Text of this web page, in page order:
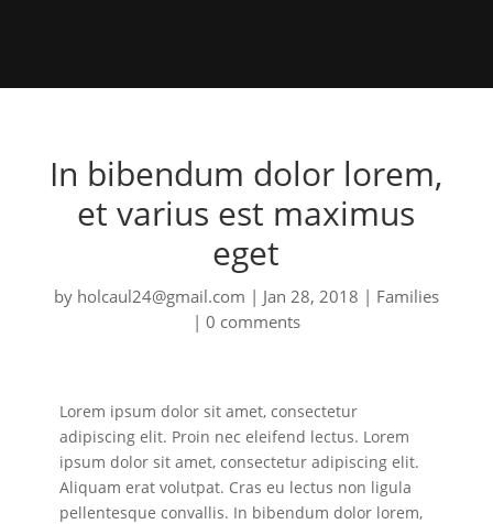
In bibendum dolor lorem,
et varius est maximus
eget
by holcaul24@gmail.com | Jan 28, 2018 | Families
| 0 comments
Lorem ipsum dolor sit amet, consectetur
adipiscing elit. Proin nec eleifend lectus. Lorem
ipsum dolor sit amet, consectetur adipiscing elit.
Aliquam erat volutpat. Cras eu lectus non ligula
pellentesque convallis. In bibendum dolor lorem,